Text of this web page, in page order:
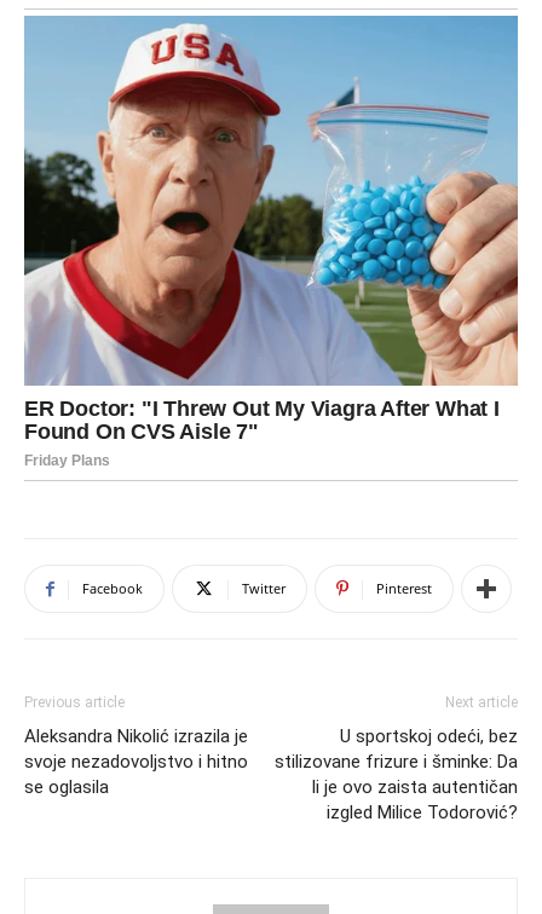
Facebook Twitter Pinterest
Previous article
Aleksandra Nikolić izrazila je
svoje nezadovoljstvo i hitno
se oglasila
Next article
U sportskoj odeći, bez
stilizovane frizure i šminke: Da
li je ovo zaista autentičan
izgled Milice Todorović?